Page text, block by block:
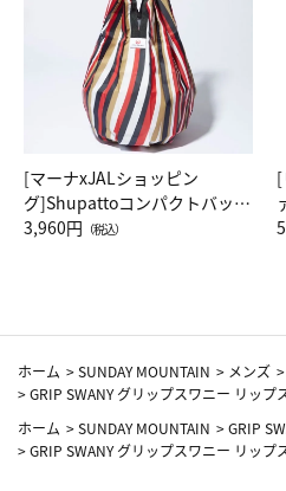
[マーナxJALショッピン
グ]Shupattoコンパクトバッグ
Drop JAL客室乗務員（LC）ス
3,960円 （税込）
[
ホーム >SUNDAY MOUNTAIN > メンズ >
>GRIP SWANY グリップスワニー リッ
ホーム >SUNDAY MOUNTAIN >GRIP
>GRIP SWANY グリップスワニー リッ